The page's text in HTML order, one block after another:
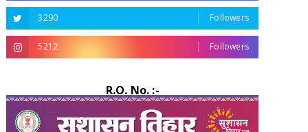
3290 Followers
5212 Followers
R.O. No. :-